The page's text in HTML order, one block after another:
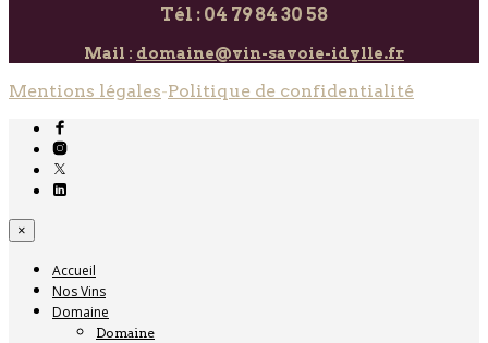
Tél : 04 79 84 30 58
Mail : domaine@vin-savoie-idylle.fr
Mentions légales-Politique de confidentialité
×
Accueil
Nos Vins
Domaine
Domaine